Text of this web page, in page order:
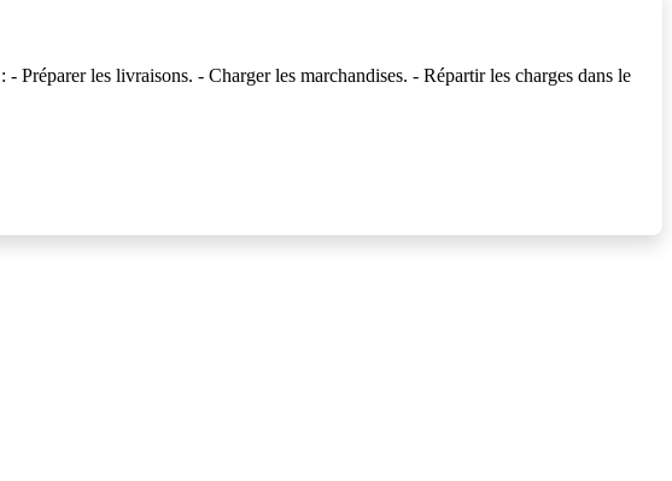
les livraisons. - Charger les marchandises. - Répartir les charges dans le